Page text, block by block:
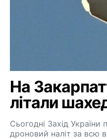
На
літали
Сьогодні Захід
дроновий наліт за всю